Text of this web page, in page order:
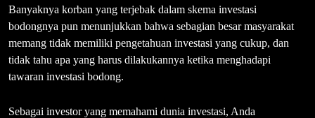
Banyaknya korban yang terjebak dalam skema investasi
bodongnya pun menunjukkan bahwa sebagian besar masyarakat
memang tidak memiliki pengetahuan investasi yang cukup, dan
tidak tahu apa yang harus dilakukannya ketika menghadapi
tawaran investasi bodong.
Sebagai investor yang memahami dunia investasi, Anda